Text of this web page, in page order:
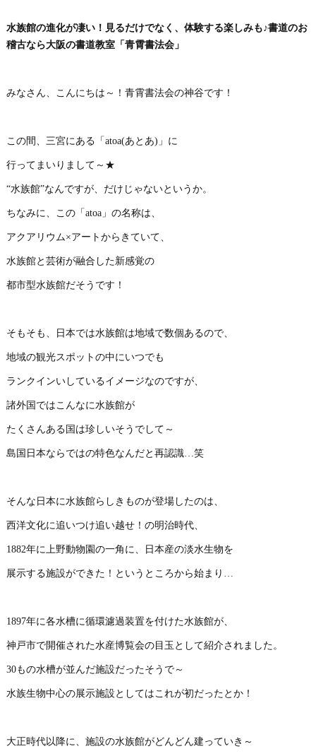
水族館の進化が凄い！見るだけでなく、体験する楽しみも♪書道のお
稽古なら大阪の書道教室「青霄書法会」
みなさん、こんにちは～！青霄書法会の神谷です！
この間、三宮にある「atoa(あとあ)」に
行ってまいりまして～★
“水族館”なんですが、だけじゃないというか。
ちなみに、この「atoa」の名称は、
アクアリウム×アートからきていて、
水族館と芸術が融合した新感覚の
都市型水族館だそうです！
そもそも、日本では水族館は地域で数個あるので、
地域の観光スポットの中にいつでも
ランクインいしているイメージなのですが、
諸外国ではこんなに水族館が
たくさんある国は珍しいそうでして～
島国日本ならではの特色なんだと再認識…笑
そんな日本に水族館らしきものが登場したのは、
西洋文化に追いつけ追い越せ！の明治時代、
1882年に上野動物園の一角に、日本産の淡水生物を
展示する施設ができた！というところから始まり…
1897年に各水槽に循環濾過装置を付けた水族館が、
神戸市で開催された水産博覧会の目玉として紹介されました。
30もの水槽が並んだ施設だったそうで～
水族生物中心の展示施設としてはこれが初だったとか！
大正時代以降に、施設の水族館がどんどん建っていき～